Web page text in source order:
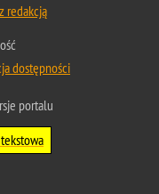
redakcją
dostępności
portalu